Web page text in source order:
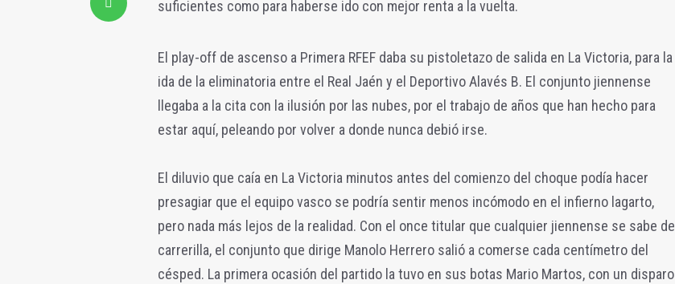
suficientes como para haberse ido con mejor renta a la vuelta.
El play-off de ascenso a Primera RFEF daba su pistoletazo de salida en La Victoria, para la
ida de la eliminatoria entre el Real Jaén y el Deportivo Alavés B. El conjunto jiennense
llegaba a la cita con la ilusión por las nubes, por el trabajo de años que han hecho para
estar aquí, peleando por volver a donde nunca debió irse.
El diluvio que caía en La Victoria minutos antes del comienzo del choque podía hacer
presagiar que el equipo vasco se podría sentir menos incómodo en el infierno lagarto,
pero nada más lejos de la realidad. Con el once titular que cualquier jiennense se sabe de
carrerilla, el conjunto que dirige Manolo Herrero salió a comerse cada centímetro del
césped. La primera ocasión del partido la tuvo en sus botas Mario Martos, con un disparo